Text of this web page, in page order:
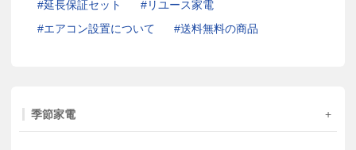
延長保証セット
リユース家電
エアコン設置について
送料無料の商品
季節家電